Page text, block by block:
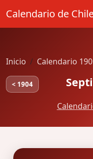
Calendario de
Inicio Calendario
< 1904